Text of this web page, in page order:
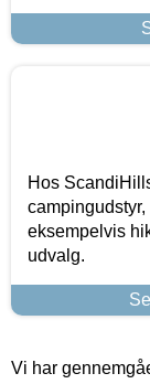
Hos
campingudstyr,
eksempelvis
udvalg.
Vi har